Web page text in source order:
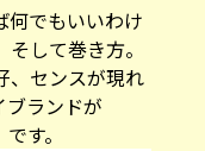
何でもいいわけ
して巻き方。
、センスが現れ
ブランドが
す。